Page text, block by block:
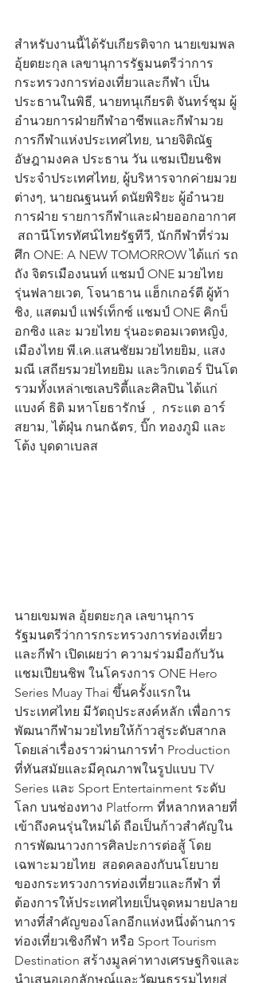
สำหรับงานนี้ได้รับเกียรติจาก นายเขมพล
อุ้ยตยะกุล เลขานุการรัฐมนตรีว่าการ
กระทรวงการท่องเที่ยวและกีฬา เป็น
ประธานในพิธี, นายทนุเกียรติ จันทร์ชุม ผู้
อำนวยการฝ่ายกีฬาอาชีพและกีฬามวย
การกีฬาแห่งประเทศไทย, นายจิติณัฐ
อัษฎามงคล ประธาน วัน แชมเปียนชิพ
ประจำประเทศไทย, ผู้บริหารจากค่ายมวย
ต่างๆ, นายณฐนนท์ ดนัยพิริยะ ผู้อำนวย
การฝ่าย รายการกีฬาและฝ่ายออกอากาศ
สถานีโทรทัศน์ไทยรัฐทีวี, นักกีฬาที่ร่วม
ศึก ONE: A NEW TOMORROW ได้แก่ รถ
ถัง จิตรเมืองนนท์ แชมป์ ONE มวยไทย
รุ่นฟลายเวต, โจนาธาน แฮ็กเกอร์ตี ผู้ท้า
ชิง, แสตมป์ แฟร์เท็กซ์ แชมป์ ONE คิกบ็
อกซิง และ มวยไทย รุ่นอะตอมเวตหญิง,
เมืองไทย พี.เค.แสนชัยมวยไทยยิม, แสง
มณี เสถียรมวยไทยยิม และวิกเตอร์ ปินโต
รวมทั้งเหล่าเซเลบริตี้และศิลปิน ได้แก่
แบงค์ ธิติ มหาโยธารักษ์  ,  กระแต อาร์
สยาม, ไต้ฝุ่น กนกฉัตร, บิ๊ก ทองภูมิ และ
โต้ง บุดดาเบลส
นายเขมพล อุ้ยตยะกุล เลขานุการ
รัฐมนตรีว่าการกระทรวงการท่องเที่ยว
และกีฬา เปิดเผยว่า ความร่วมมือกับวัน
แชมเปียนชิพ ในโครงการ ONE Hero
Series Muay Thai ขึ้นครั้งแรกใน
ประเทศไทย มีวัตถุประสงค์หลัก เพื่อการ
พัฒนากีฬามวยไทยให้ก้าวสู่ระดับสากล
โดยเล่าเรื่องราวผ่านการทำ Production
ที่ทันสมัยและมีคุณภาพในรูปแบบ TV
Series และ Sport Entertainment ระดับ
โลก บนช่องทาง Platform ที่หลากหลายที่
เข้าถึงคนรุ่นใหม่ได้ ถือเป็นก้าวสำคัญใน
การพัฒนาวงการศิลปะการต่อสู้ โดย
เฉพาะมวยไทย  สอดคลองกับนโยบาย
ของกระทรวงการท่องเที่ยวและกีฬา ที่
ต้องการให้ประเทศไทยเป็นจุดหมายปลาย
ทางที่สําคัญของโลกอีกแห่งหนึ่งด้านการ
ท่องเที่ยวเชิงกีฬา หรือ Sport Tourism
Destination สร้างมูลค่าทางเศรษฐกิจและ
นำเสนอเอกลักษณ์และวัฒนธรรมไทยสู่